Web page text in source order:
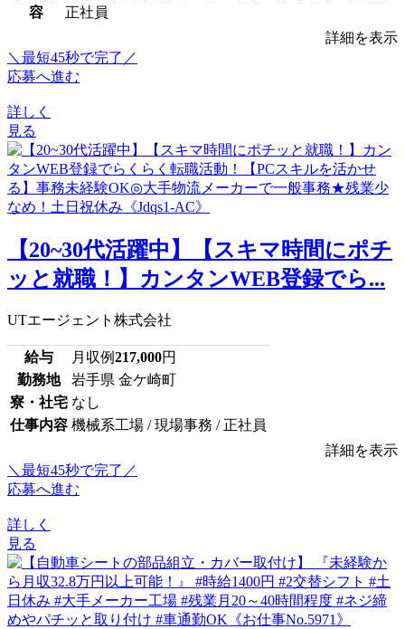
容
正社員
詳細を表示
＼最短45秒で完了／
応募へ進む
詳しく
見る
【20~30代活躍中】【スキマ時間にポチ
ッと就職！】カンタンWEB登録でら...
UTエージェント株式会社
給与 月収例217,000円
勤務地
岩手県 金ケ崎町
寮・社宅 なし
仕事内容 機械系工場 / 現場事務 / 正社員
詳細を表示
＼最短45秒で完了／
応募へ進む
詳しく
見る